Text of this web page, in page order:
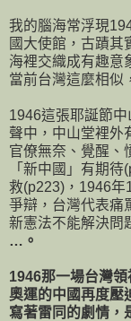
我的腦海常浮現
國大使館，古蹟其
海裡交織成有趣意
當前台灣這麼相似
1946這張耶誕節
聲中，中山堂裡外
官僚無奈、覺醒、
「新中國」有期
救(p223)，1946年
爭辯，台灣代表痛
新憲法不能解決問
…。
1946那一場台灣
奧運的中國再度壓
寫著雷同的劇情，